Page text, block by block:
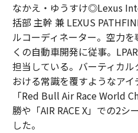
なかえ・ゆうすけ◎Lexus
括部 主幹 兼 LEXUS
ルコーディネーター。空力
くの自動車開発に従事。
担当している。バーティカ
おける常識を覆すようなア
「Red Bull Air Race World
勝や「AIR RACE X」での2
した。